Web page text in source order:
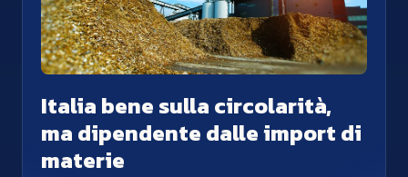
Italia bene sulla circolarità,
ma dipendente dalle import di
materie